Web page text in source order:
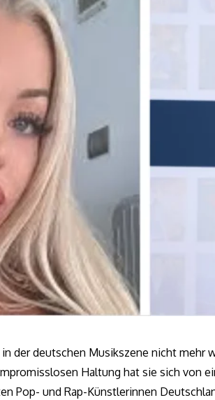
der deutschen Musikszene nicht mehr
Haltung hat sie sich von
Pop- und Rap-Künstlerinnen